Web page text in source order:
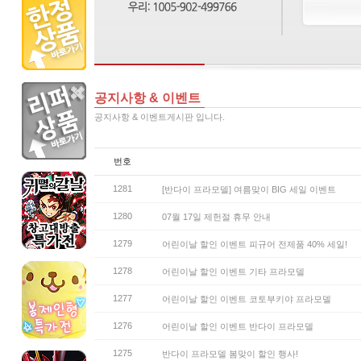
공지사항 & 이벤트
공지사항 & 이벤트게시판 입니다.
번호
1281 [반다이 프라모델] 여름맞이 BIG 세일 이벤트
1280 07월 17일 제헌절 휴무 안내
1279 어린이날 할인 이벤트 피규어 전제품 40% 세일!
1278 어린이날 할인 이벤트 기타 프라모델
1277 어린이날 할인 이벤트 코토부키야 프라모델
1276 어린이날 할인 이벤트 반다이 프라모델
1275 반다이 프라모델 봄맞이 할인 행사!